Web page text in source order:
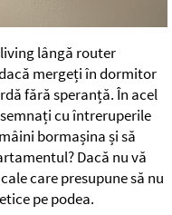
lângă router
mergeți în dormitor
fără speranță. În acel
cu întreruperile
bormașina și să
Dacă nu vă
care presupune să nu
pe podea.